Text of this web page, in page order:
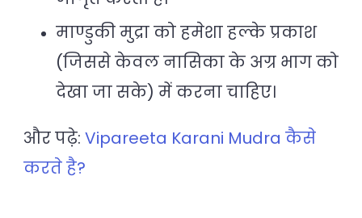
माण्डुकी मुद्रा को हमेशा हल्के प्रकाश
(जिससे केवल नासिका के अग्र भाग को
देखा जा सके) में करना चाहिए।
और पढ़े: Vipareeta Karani Mudra कैसे
करते है?